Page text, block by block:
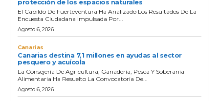
protección de los espacios naturales
El Cabildo De Fuerteventura Ha Analizado Los Resultados De La
Encuesta Ciudadana Impulsada Por...
Agosto 6, 2026
Canarias
Canarias destina 7,1 millones en ayudas al sector
pesquero y acuícola
La Consejería De Agricultura, Ganadería, Pesca Y Soberanía
Alimentaria Ha Resuelto La Convocatoria De...
Agosto 6, 2026